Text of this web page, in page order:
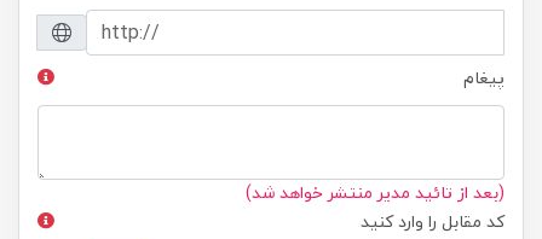
پیغام
(بعد از تائید مدیر منتشر خواهد شد)
کد مقابل را وارد کنید